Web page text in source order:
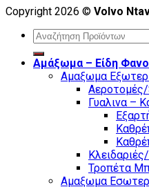
Copyright 2026 © Volvo
Search
Αμάξωμα – Είδη
Αμαξωμα
Γυαλινα –
Τροπέτα
Αμαξωμα